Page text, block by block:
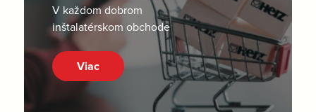
V každom dobrom
inštalatérskom obchode
Viac